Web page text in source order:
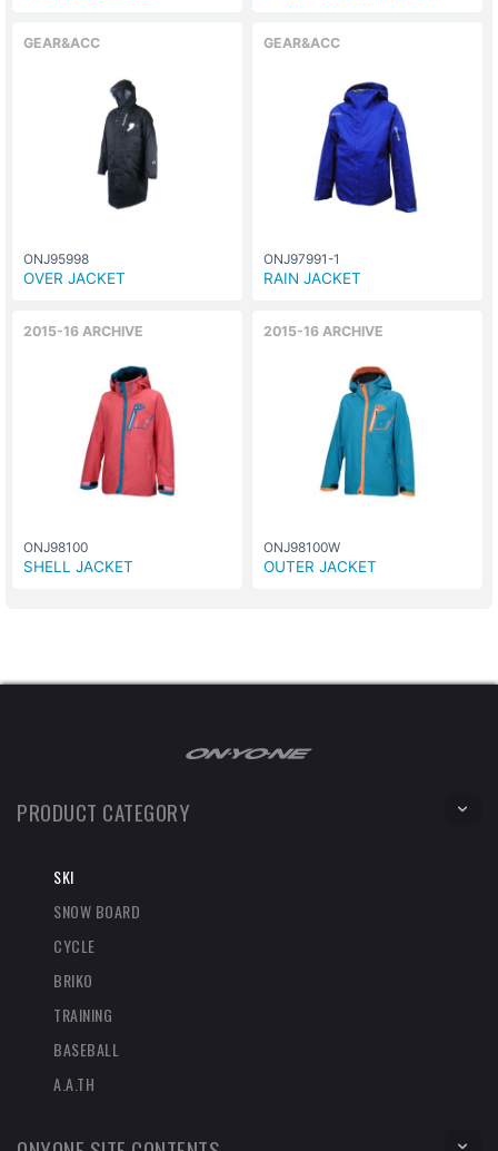
GEAR&ACC
ONJ95998
OVER JACKET
GEAR&ACC
ONJ97991-1
RAIN JACKET
2015-16 ARCHIVE
ONJ98100
SHELL JACKET
2015-16 ARCHIVE
ONJ98100W
OUTER JACKET
PRODUCT CATEGORY
SKI
SNOW BOARD
CYCLE
BRIKO
TRAINING
BASEBALL
A.A.TH